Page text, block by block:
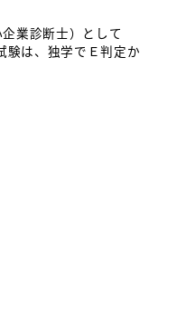
業診断士）として
験は、独学でＥ判定か